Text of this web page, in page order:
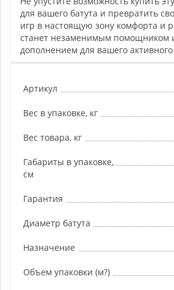
для вашего батута и превратить
игр в настоящую зону комфорта и
станет незаменимым помощником
дополнением для вашего
Артикул
Вес в упаковке, кг
Вес товара, кг
Габариты в упаковке,
см
Гарантия
Диаметр батута
Назначение
Объем упаковки (м?)